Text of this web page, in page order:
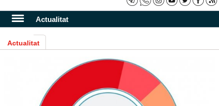
Actualitat
Actualitat